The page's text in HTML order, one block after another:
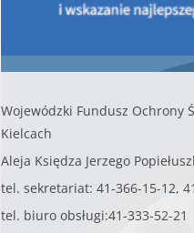
Kielcach nr:
Wojewódzki Fundusz Ochrony
Kielcach
Aleja Księdza Jerzego
tel. sekretariat: 41-366-15-12,
tel. biuro obsługi:41-333-52-21